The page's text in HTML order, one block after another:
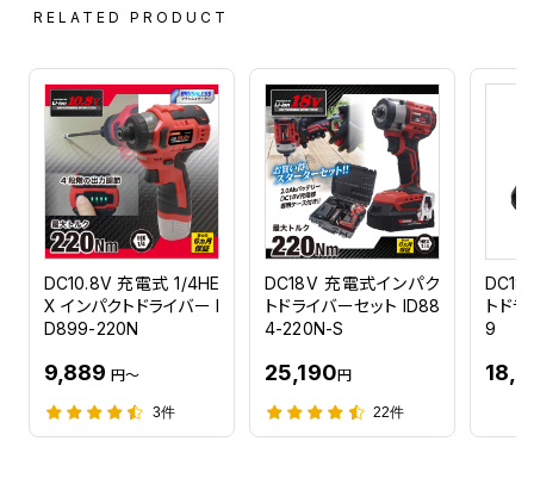
RELATED PRODUCT
DC10.8V 充電式 1/4HE
X インパクトドライバー I
D899-220N
9,889 円～
3件
DC18V 充電式インパク
トドライバーセット ID88
4-220N-S
25,190円
22件
トド
9